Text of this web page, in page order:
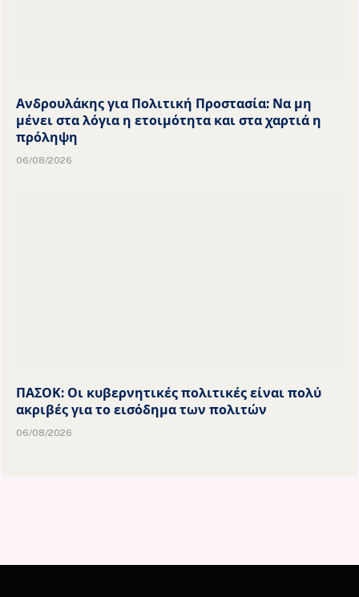
Ανδρουλάκης για Πολιτική Προστασία: Να μη
μένει στα λόγια η ετοιμότητα και στα χαρτιά η
πρόληψη
06/08/2026
ΠΑΣΟΚ: Οι κυβερνητικές πολιτικές είναι πολύ
ακριβές για το εισόδημα των πολιτών
06/08/2026